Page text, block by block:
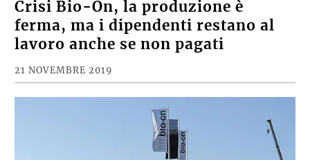
Crisi Bio-On, la produzione è
ferma, ma i dipendenti restano al
lavoro anche se non pagati
21 NOVEMBRE 2019